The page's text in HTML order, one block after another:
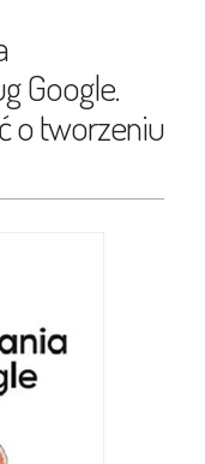
Google.
o tworzeniu